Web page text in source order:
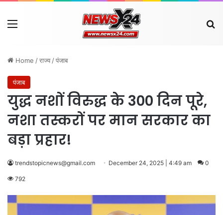
Menu
Home /राज्य /पंजाब
पंजाब
युद्ध नशों विरुद्ध के 300 दिन पूरे,
नशा तस्करों पर मान सरकार का
बड़ा प्रहार!
trendstopicnews@gmail.com December 24, 2025 | 4:49 am 0
792